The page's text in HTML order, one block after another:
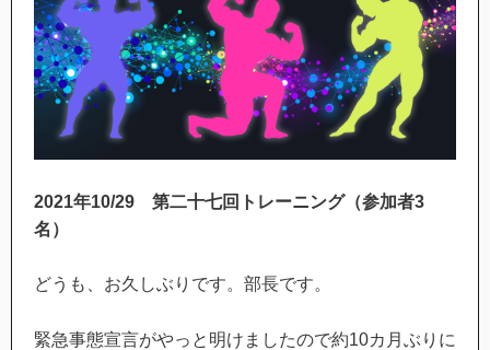
2021年10/29 第二十七回トレーニング（参加者3
名）
どうも、お久しぶりです。部長です。
緊急事態宣言がやっと明けましたので約10カ月ぶりに